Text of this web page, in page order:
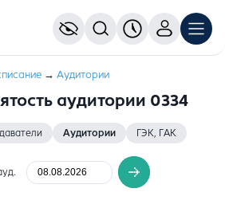
→ Аудитории
аудитории 0334
Аудитории ГЭК, ГАК